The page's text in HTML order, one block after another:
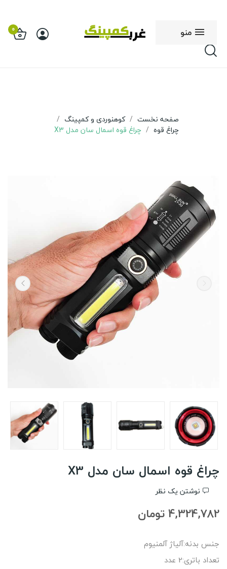
منو 0
صفحه نخست
کوهنوردی و کمپینگ
چراغ قوه
چراغ قوه اسمال سان مدل X3
چراغ قوه اسمال سان مدل X3
نوشتن یک نظر
4,324,782 تومان
جنس بدنه:آلیاژ آلمنیوم
تعداد باتری:2 عدد